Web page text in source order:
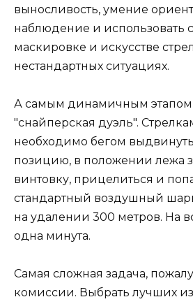
выносливость, умение
наблюдение и использовать
маскировке и искусстве
нестандартных ситуациях.
А самым динамичным этапом
"снайперская дуэль".
необходимо бегом
позицию, в положении лежа
винтовку, прицелиться и
стандартный воздушный
на удалении 300 метров. На
одна минута.
Самая сложная задача,
комиссии. Выбрать лучших